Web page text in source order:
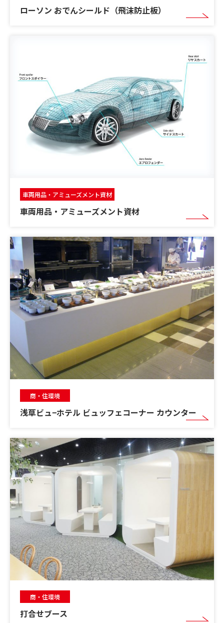
ローソン おでんシールド（飛沫防止板）
車両用品・アミューズメント資材
車両用品・アミューズメント資材
商・住環境
浅草ビュ−ホテル ビュッフェコーナー カウンター
商・住環境
打合せブース